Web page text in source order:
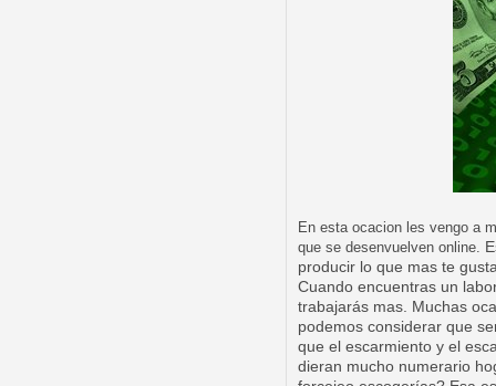
En esta ocacion les vengo a
que se desenvuelven online.
producir lo que mas te
Cuando encuentras un
trabajarás mas. Muchas
podemos considerar que
que el escarmiento y el
dieran mucho numerario